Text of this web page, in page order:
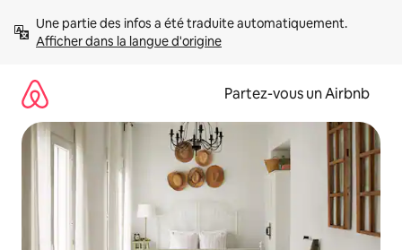
directement
Afficher dans la langue d'origine
Partez-vous un Airbnb